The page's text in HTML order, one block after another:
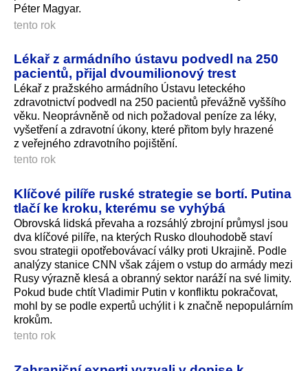
Péter Magyar.
tento rok
Lékař z armádního ústavu podvedl na 250
pacientů, přijal dvoumilionový trest
Lékař z pražského armádního Ústavu leteckého
zdravotnictví podvedl na 250 pacientů převážně vyššího
věku. Neoprávněně od nich požadoval peníze za léky,
vyšetření a zdravotní úkony, které přitom byly hrazené
z veřejného zdravotního pojištění.
tento rok
Klíčové pilíře ruské strategie se bortí. Putina
tlačí ke kroku, kterému se vyhýbá
Obrovská lidská převaha a rozsáhlý zbrojní průmysl jsou
dva klíčové pilíře, na kterých Rusko dlouhodobě staví
svou strategii opotřebovávací války proti Ukrajině. Podle
analýzy stanice CNN však zájem o vstup do armády mezi
Rusy výrazně klesá a obranný sektor naráží na své limity.
Pokud bude chtít Vladimir Putin v konfliktu pokračovat,
mohl by se podle expertů uchýlit i k značně nepopulárním
krokům.
tento rok